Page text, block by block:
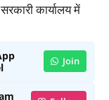
कार्यालय में
Join